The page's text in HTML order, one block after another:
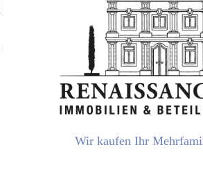
Wir kaufen Ihr